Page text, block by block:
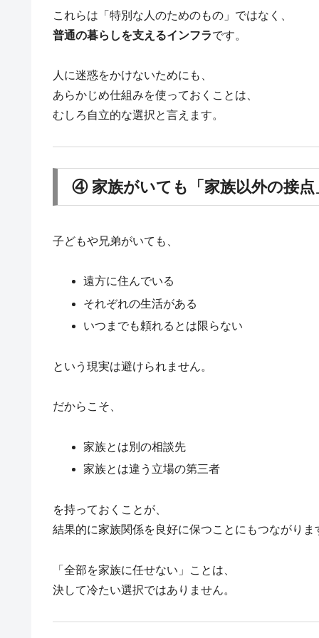
これらは「特別な人のためのもの」ではなく、
普通の暮らしを支えるインフラです。
人に迷惑をかけないためにも、
あらかじめ仕組みを使っておくことは、
むしろ自立的な選択と言えます。
④ 家族がいても「家族以外の接点
子どもや兄弟がいても、
遠方に住んでいる
それぞれの生活がある
いつまでも頼れるとは限らない
という現実は避けられません。
だからこそ、
家族とは別の相談先
家族とは違う立場の第三者
を持っておくことが、
結果的に家族関係を良好に保つことにもつながりま
「全部を家族に任せない」ことは、
決して冷たい選択ではありません。